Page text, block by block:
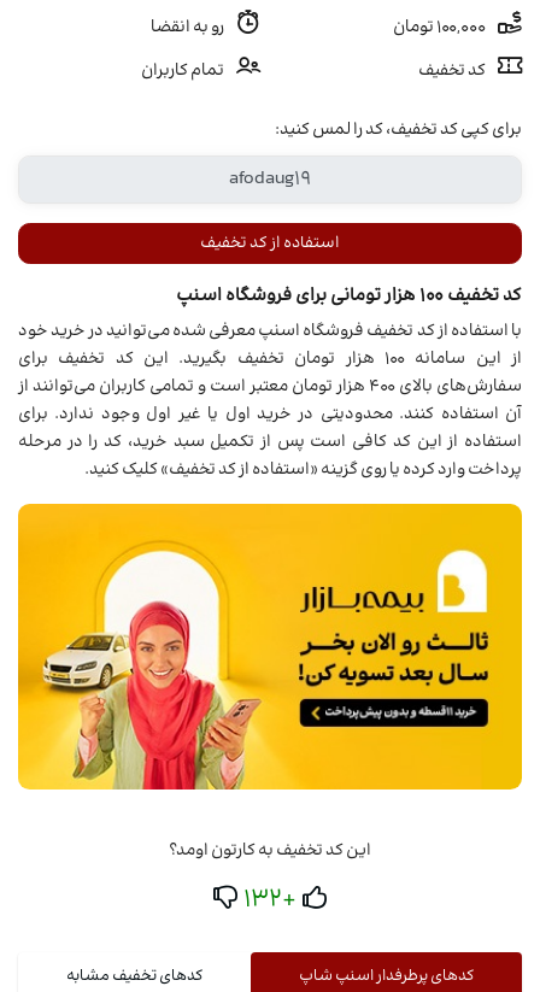
رو به انقضا
کد تخفیف
تمام کاربران
برای کپی کد تخفیف، کد را لمس کنید:
استفاده از کد تخفیف
کد تخفیف ۱۰۰ هزار تومانی برای فروشگاه اسنپ
با استفاده از کد تخفیف فروشگاه اسنپ معرفی شده می‌توانید در خرید خود
از این سامانه 100 هزار تومان تخفیف بگیرید. این کد تخفیف برای
سفارش‌های بالای 400 هزار تومان معتبر است و تمامی کاربران می‌توانند از
آن استفاده کنند. محدودیتی در خرید اول یا غیر اول وجود ندارد. برای
استفاده از این کد کافی است پس از تکمیل سبد خرید، کد را در مرحله
پرداخت وارد کرده یا روی گزینه «استفاده از کد تخفیف» کلیک کنید.
این کد تخفیف به کارتون اومد؟
+132
کدهای پرطرفدار اسنپ شاپ کدهای تخفیف مشابه